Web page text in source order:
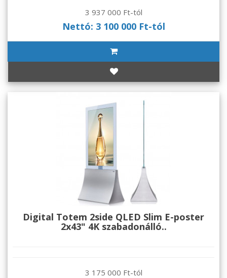
3 937 000 Ft-tól
Nettó: 3 100 000 Ft-tól
Digital Totem 2side QLED Slim E-poster
2x43" 4K szabadonálló..
3 175 000 Ft-tól